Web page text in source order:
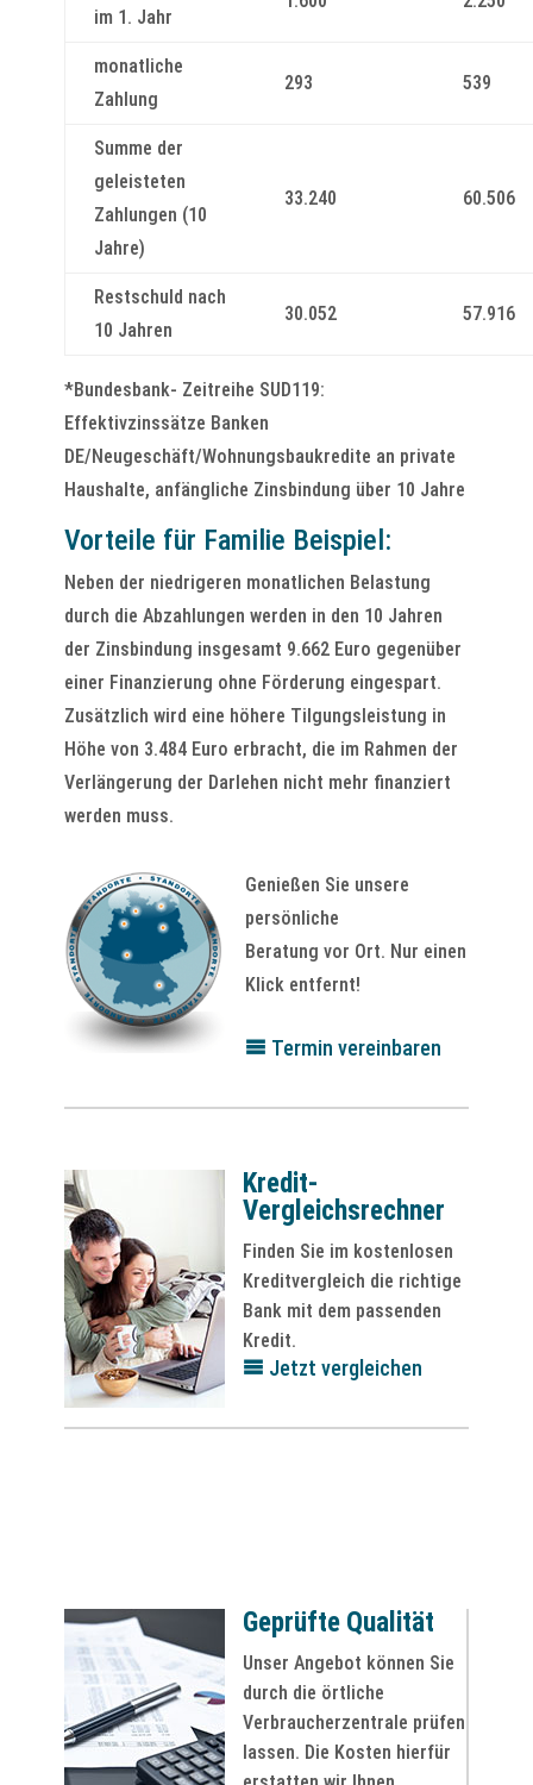
im 1. Jahr
monatliche
Zahlung
293 539
Summe der
geleisteten
Zahlungen (10
Jahre)
33.240 60.506
Restschuld nach
10 Jahren
30.052 57.916
*Bundesbank- Zeitreihe SUD119:
Effektivzinssätze Banken
DE/Neugeschäft/Wohnungsbaukredite an private
Haushalte, anfängliche Zinsbindung über 10 Jahre
Vorteile für Familie Beispiel:
Neben der niedrigeren monatlichen Belastung
durch die Abzahlungen werden in den 10 Jahren
der Zinsbindung insgesamt 9.662 Euro gegenüber
einer Finanzierung ohne Förderung eingespart.
Zusätzlich wird eine höhere Tilgungsleistung in
Höhe von 3.484 Euro erbracht, die im Rahmen der
Verlängerung der Darlehen nicht mehr finanziert
werden muss.
Genießen Sie unsere
persönliche
Beratung vor Ort. Nur einen
Klick entfernt!
Termin vereinbaren
Kredit-
Vergleichsrechner
Finden Sie im kostenlosen
Kreditvergleich die richtige
Bank mit dem passenden
Kredit.
Jetzt vergleichen
Geprüfte Qualität
Unser Angebot können Sie
durch die örtliche
Verbraucherzentrale prüfen
lassen. Die Kosten hierfür